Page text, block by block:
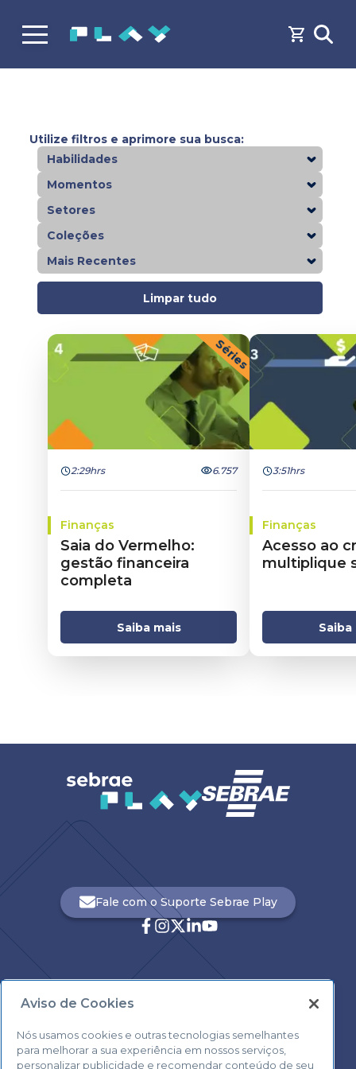
Utilize filtros e aprimore sua busca:
Habilidades
Momentos
Setores
Coleções
Mais Recentes
Limpar tudo
Séries
2:29hrs 6.757
Finanças
Saia do Vermelho:
gestão financeira
completa
Saiba mais
3:51hrs
Finanças
Acesso ao
multiplique
Saiba
0800 570 0800
Fale com o Suporte Sebrae Play
Aviso de Cookies
Nós usamos cookies e outras tecnologias semelhantes
para melhorar a sua experiência em nossos serviços,
personalizar publicidade e recomendar conteúdo de seu